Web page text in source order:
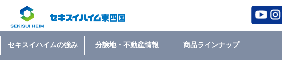
セキスイハイムの強み 分譲地・不動産情報 商品ラインナップ